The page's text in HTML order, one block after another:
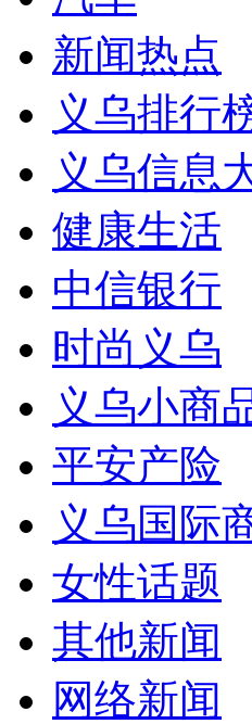
新闻热点
义乌排行
义乌信息
健康生活
中信银行
时尚义乌
义乌小商
平安产险
义乌国际
女性话题
其他新闻
网络新闻